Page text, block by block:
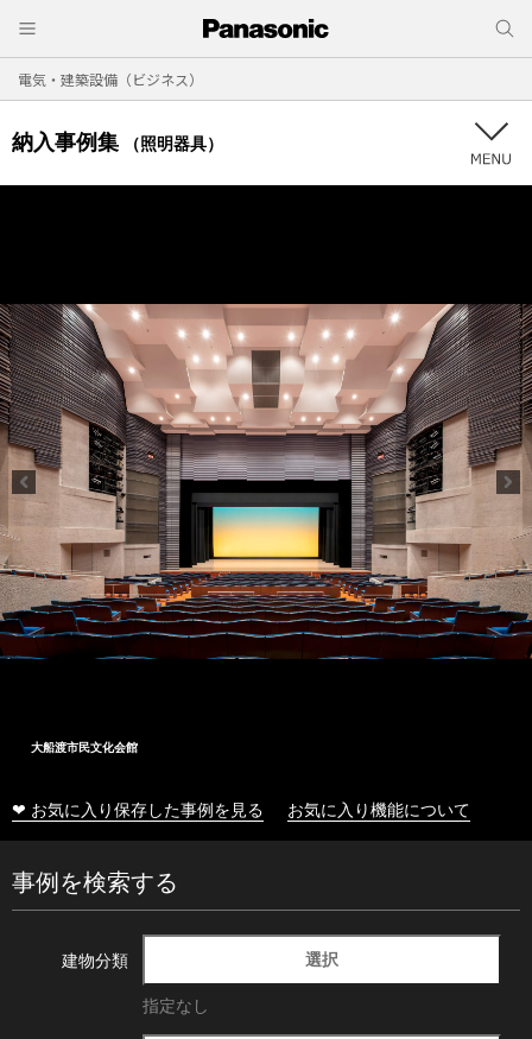
電気・建築設備（ビジネス）
納入事例集 （照明器具）
大船渡市民文化会館
❤ お気に入り保存した事例を見る お気に入り機能について
事例を検索する
建物分類 選択
指定なし